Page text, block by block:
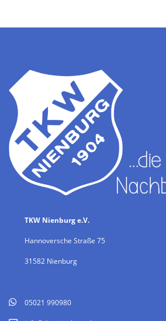
TKW Nienburg e.V.
Hannoversche Straße 75
31582 Nienburg
05021 990980